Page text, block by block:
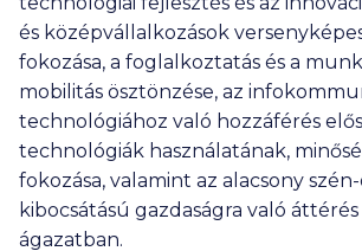
és középvállalkozások
fokozása, a foglalkoztatás és a
mobilitás ösztönzése, az
technológiához való hozzáférés
technológiák használatának,
fokozása, valamint az alacsony
kibocsátású gazdaságra való
ágazatban.